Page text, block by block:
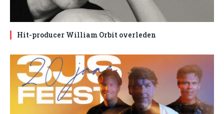
Hit-producer William Orbit overleden